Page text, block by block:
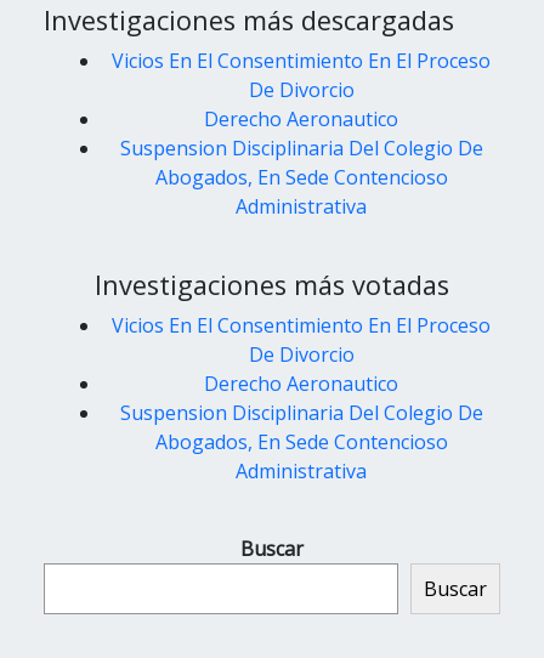
Investigaciones más descargadas
Vicios En El Consentimiento En El Proceso
De Divorcio
Derecho Aeronautico
Suspension Disciplinaria Del Colegio De
Abogados, En Sede Contencioso
Administrativa
Investigaciones más votadas
Vicios En El Consentimiento En El Proceso
De Divorcio
Derecho Aeronautico
Suspension Disciplinaria Del Colegio De
Abogados, En Sede Contencioso
Administrativa
Buscar
Buscar